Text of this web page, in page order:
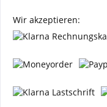
Wir akzeptieren: